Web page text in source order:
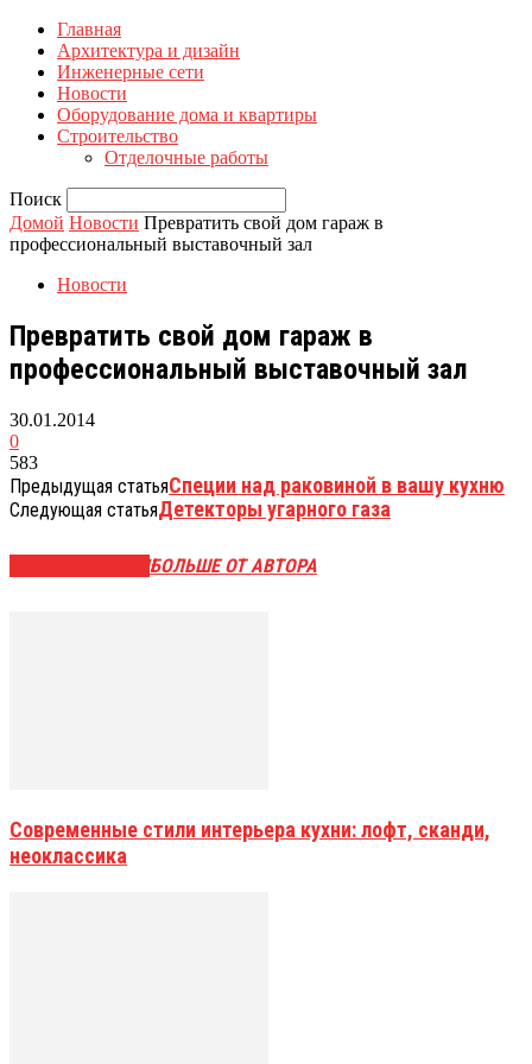
Главная
Архитектура и дизайн
Инженерные сети
Новости
Оборудование дома и квартиры
Строительство
Отделочные работы
Поиск
Домой Новости Превратить свой дом гараж в
профессиональный выставочный зал
Новости
Превратить свой дом гараж в
профессиональный выставочный зал
30.01.2014
0
583
Предыдущая статьяСпеции над раковиной в вашу кухню
Следующая статьяДетекторы угарного газа
БОЛЬШЕ ОТ АВТОРА
Современные стили интерьера кухни: лофт, сканди,
неоклассика